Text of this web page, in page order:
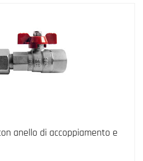
anello di accoppiamento e